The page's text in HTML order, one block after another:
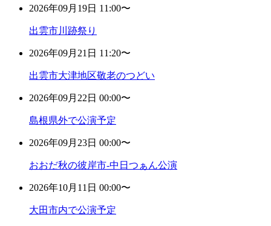
2026年09月19日 11:00〜
出雲市川跡祭り
2026年09月21日 11:20〜
出雲市大津地区敬老のつどい
2026年09月22日 00:00〜
島根県外で公演予定
2026年09月23日 00:00〜
おおだ秋の彼岸市-中日つぁん公演
2026年10月11日 00:00〜
大田市内で公演予定